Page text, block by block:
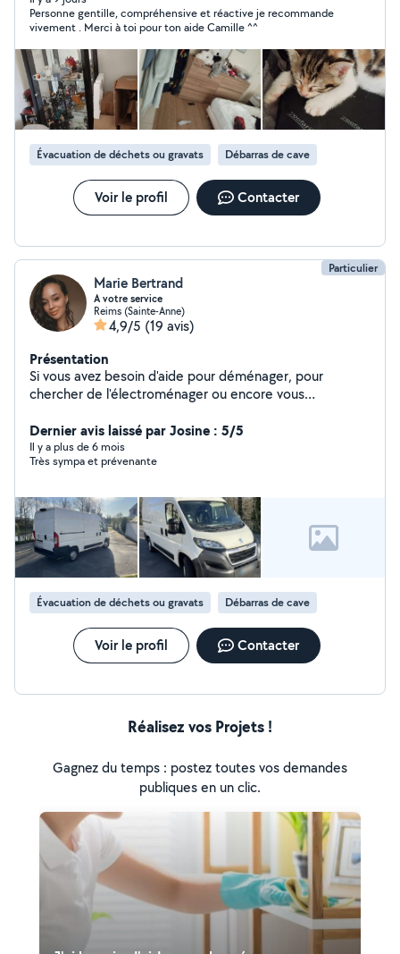
Personne gentille, compréhensive et réactive je recommande
vivement . Merci à toi pour ton aide Camille ^^
Évacuation de déchets ou gravats Débarras de cave
Voir le profil Contacter
Particulier
Marie Bertrand
A votre service
Reims (Sainte-Anne)
4,9/5 (19 avis)
Présentation
Si vous avez besoin d'aide pour déménager, pour
chercher de l'électroménager ou encore vous
services, réactif et soigné, n' hésitez pas pour plus
d'informations !
Dernier avis laissé par Josine : 5/5
Il y a plus de 6 mois
Très sympa et prévenante
Évacuation de déchets ou gravats Débarras de cave
Voir le profil Contacter
Réalisez vos Projets !
Gagnez du temps : postez toutes vos demandes
publiques en un clic.